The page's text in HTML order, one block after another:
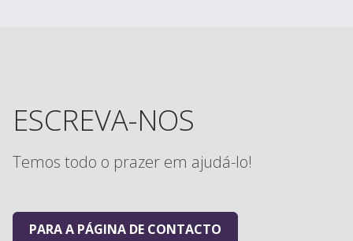
ESCREVA-NOS
Temos todo o prazer em ajudá-lo!
PARA A PÁGINA DE CONTACTO